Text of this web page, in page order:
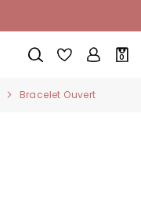
Mon
0
Bracelet Ouvert